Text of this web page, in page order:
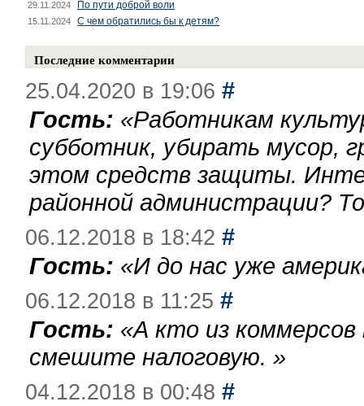
29.11.2024 По пути доброй воли
15.11.2024 С чем обратились бы к детям?
Последние комментарии
25.04.2020 в 19:06 #
Гость: «Работникам
субботник, убирать мусор,
этом средств защиты.
районной администрации?
06.12.2018 в 18:42 #
Гость: «И до нас уже
06.12.2018 в 11:25 #
Гость: «А кто из
смешите налоговую. »
04.12.2018 в 00:48 #